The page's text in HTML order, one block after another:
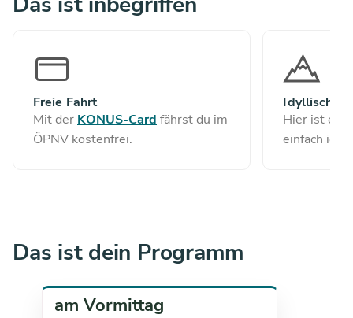
Freie Fahrt
Mit der KONUS-Card fährst du im
ÖPNV kostenfrei.
Idyllisch
Hier ist es
einfach
Das ist dein Programm
am Vormittag